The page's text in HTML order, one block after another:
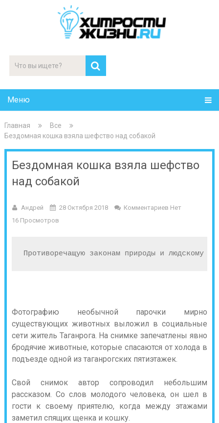
Меню
Главная
Все
Бездомная кошка взяла шефство над собакой
Бездомная кошка взяла шефство
над собакой
Андрей 28 Октября 2018
Комментариев Нет
16 Просмотров
Противоречащую законам природы и людскому
Фотографию необычной парочки мирно
существующих животных выложил в социальные
сети житель Таганрога. На снимке запечатлены явно
бродячие животные, которые спасаются от холода в
подъезде одной из таганрогских пятиэтажек.
Свой снимок автор сопроводил небольшим
рассказом. Со слов молодого человека, он шел в
гости к своему приятелю, когда между этажами
заметил спящих щенка и кошку.